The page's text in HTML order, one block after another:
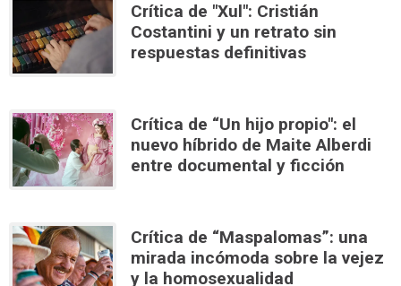
Crítica de "Xul": Cristián
Costantini y un retrato sin
respuestas definitivas
Crítica de “Un hijo propio": el
nuevo híbrido de Maite Alberdi
entre documental y ficción
Crítica de “Maspalomas”: una
mirada incómoda sobre la vejez
y la homosexualidad